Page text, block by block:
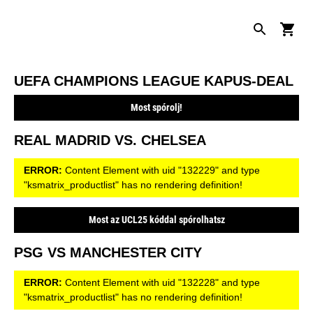
UEFA CHAMPIONS LEAGUE KAPUS-DEAL
Most spórolj!
REAL MADRID VS. CHELSEA
ERROR: Content Element with uid "132229" and type
"ksmatrix_productlist" has no rendering definition!
Most az UCL25 kóddal spórolhatsz
PSG VS MANCHESTER CITY
ERROR: Content Element with uid "132228" and type
"ksmatrix_productlist" has no rendering definition!